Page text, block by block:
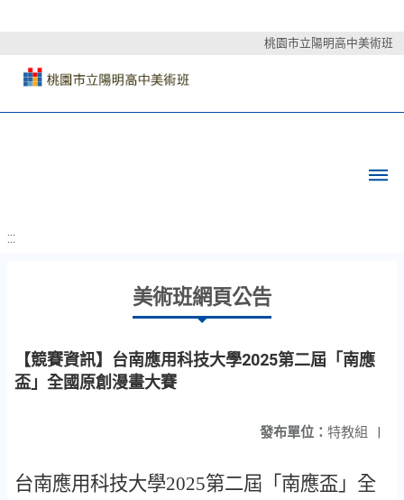
桃園市立陽明高中美術班
:::
美術班網頁公告
【競賽資訊】台南應用科技大學2025第二屆「南應
盃」全國原創漫畫大賽
發布單位： 特教組 |
台南應用科技大學2025第二屆「南應盃」全